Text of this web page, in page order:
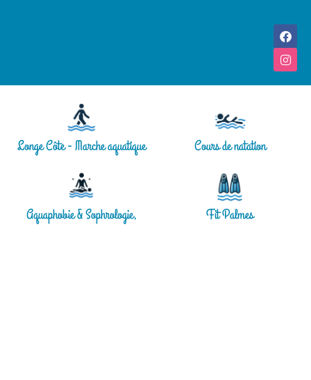
Longe Côte - Marche aquatique Cours de natation
Aquaphobie & Sophrologie, Fit Palmes